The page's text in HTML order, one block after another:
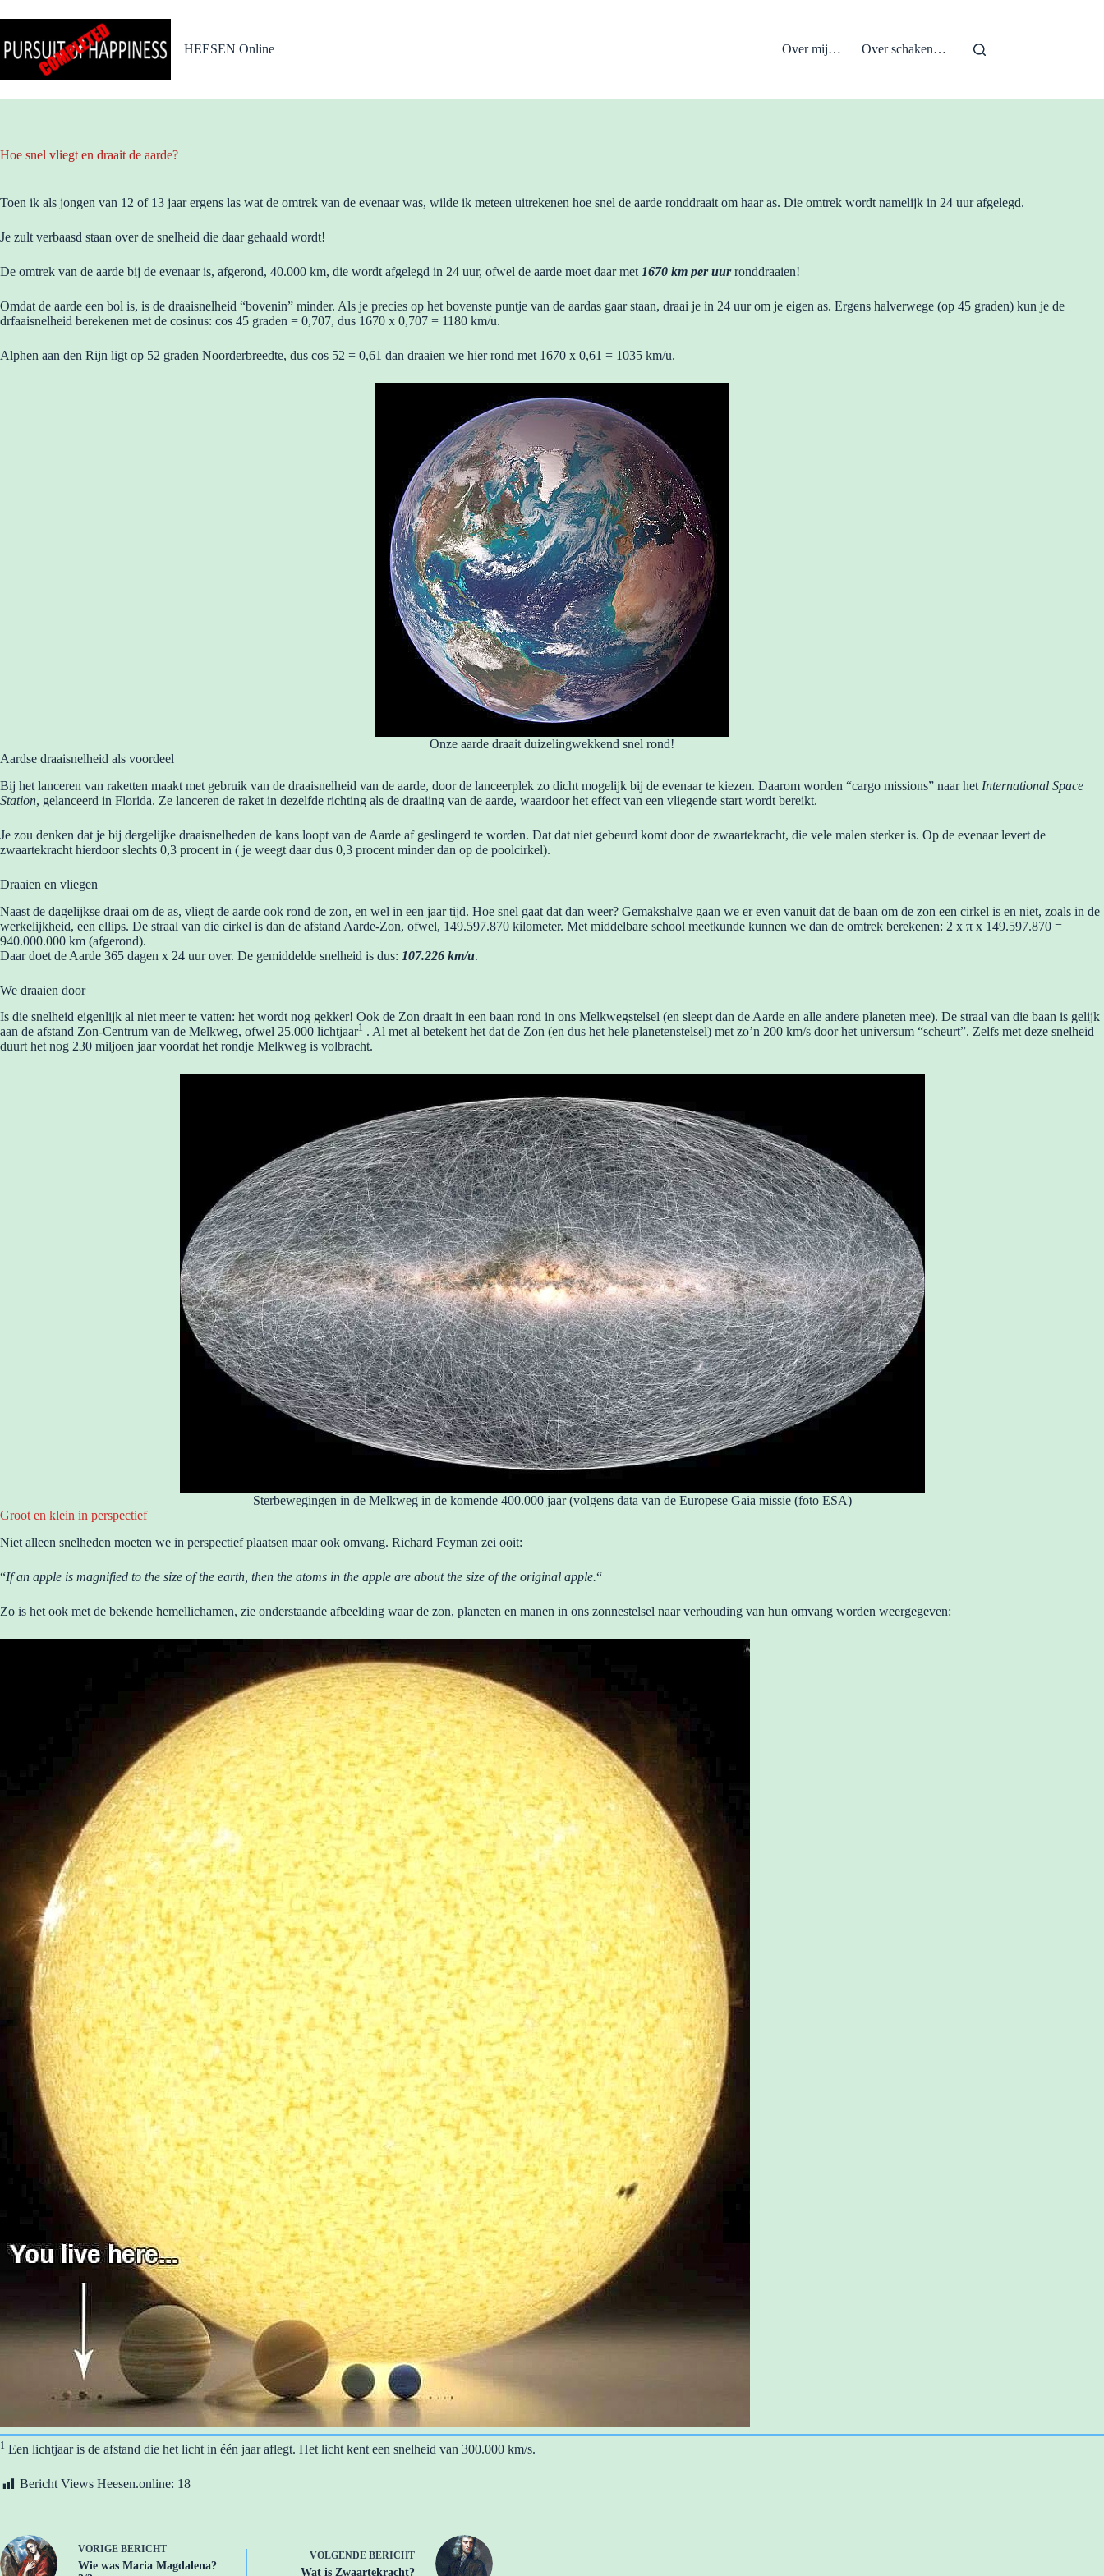
naar
inhoud
HEESEN Online Over mij… Over schaken…
Hoe snel vliegt en draait de aarde?
Toen ik als jongen van 12 of 13 jaar ergens las wat de omtrek van de evenaar was, wilde ik meteen uitrekenen hoe snel de aarde ronddraait om haar as. Die omtrek wordt namelijk in 24 uur afgelegd.
Je zult verbaasd staan over de snelheid die daar gehaald wordt!
De omtrek van de aarde bij de evenaar is, afgerond, 40.000 km, die wordt afgelegd in 24 uur, ofwel de aarde moet daar met 1670 km per uur ronddraaien!
Omdat de aarde een bol is, is de draaisnelheid “bovenin” minder. Als je precies op het bovenste puntje van de aardas gaar staan, draai je in 24 uur om je eigen as. Ergens halverwege (op 45 graden) kun je de
drfaaisnelheid berekenen met de cosinus: cos 45 graden = 0,707, dus 1670 x 0,707 = 1180 km/u.
Alphen aan den Rijn ligt op 52 graden Noorderbreedte, dus cos 52 = 0,61 dan draaien we hier rond met 1670 x 0,61 = 1035 km/u.
Onze aarde draait duizelingwekkend snel rond!
Aardse draaisnelheid als voordeel
Bij het lanceren van raketten maakt met gebruik van de draaisnelheid van de aarde, door de lanceerplek zo dicht mogelijk bij de evenaar te kiezen. Daarom worden “cargo missions” naar het International Space
Station, gelanceerd in Florida. Ze lanceren de raket in dezelfde richting als de draaiing van de aarde, waardoor het effect van een vliegende start wordt bereikt.
Je zou denken dat je bij dergelijke draaisnelheden de kans loopt van de Aarde af geslingerd te worden. Dat dat niet gebeurd komt door de zwaartekracht, die vele malen sterker is. Op de evenaar levert de
zwaartekracht hierdoor slechts 0,3 procent in ( je weegt daar dus 0,3 procent minder dan op de poolcirkel).
Draaien en vliegen
Naast de dagelijkse draai om de as, vliegt de aarde ook rond de zon, en wel in een jaar tijd. Hoe snel gaat dat dan weer? Gemakshalve gaan we er even vanuit dat de baan om de zon een cirkel is en niet, zoals in de
werkelijkheid, een ellips. De straal van die cirkel is dan de afstand Aarde-Zon, ofwel, 149.597.870 kilometer. Met middelbare school meetkunde kunnen we dan de omtrek berekenen: 2 x π x 149.597.870 =
940.000.000 km (afgerond).
Daar doet de Aarde 365 dagen x 24 uur over. De gemiddelde snelheid is dus: 107.226 km/u.
We draaien door
Is die snelheid eigenlijk al niet meer te vatten: het wordt nog gekker! Ook de Zon draait in een baan rond in ons Melkwegstelsel (en sleept dan de Aarde en alle andere planeten mee). De straal van die baan is gelijk
aan de afstand Zon-Centrum van de Melkweg, ofwel 25.000 lichtjaar1 . Al met al betekent het dat de Zon (en dus het hele planetenstelsel) met zo’n 200 km/s door het universum “scheurt”. Zelfs met deze snelheid
duurt het nog 230 miljoen jaar voordat het rondje Melkweg is volbracht.
Sterbewegingen in de Melkweg in de komende 400.000 jaar (volgens data van de Europese Gaia missie (foto ESA)
Groot en klein in perspectief
Niet alleen snelheden moeten we in perspectief plaatsen maar ook omvang. Richard Feyman zei ooit:
“If an apple is magnified to the size of the earth, then the atoms in the apple are about the size of the original apple.“
Zo is het ook met de bekende hemellichamen, zie onderstaande afbeelding waar de zon, planeten en manen in ons zonnestelsel naar verhouding van hun omvang worden weergegeven:
1 Een lichtjaar is de afstand die het licht in één jaar aflegt. Het licht kent een snelheid van 300.000 km/s.
Bericht Views Heesen.online: 18
VORIGE BERICHT
Wie was Maria Magdalena?
VOLGENDE BERICHT
Wat is Zwaartekracht?